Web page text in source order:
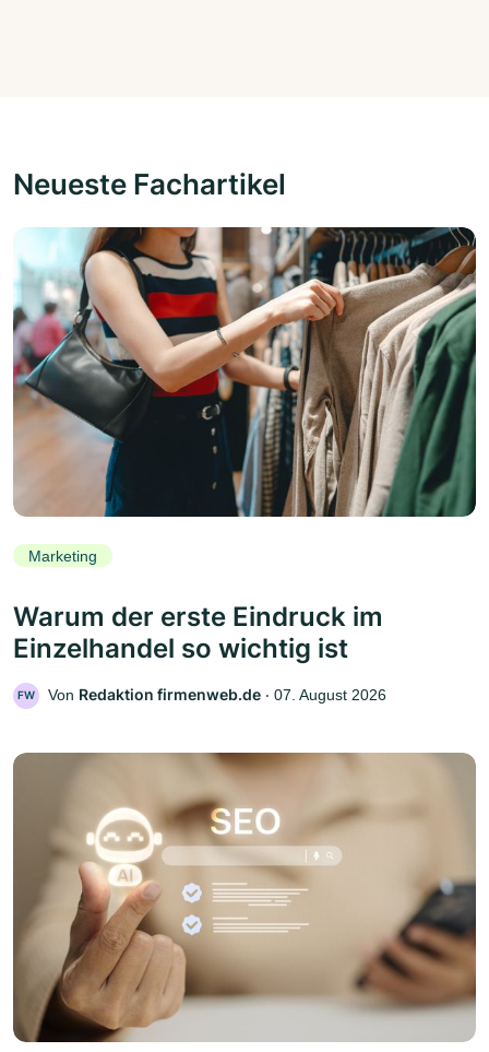
Neueste Fachartikel
Marketing
Warum der erste Eindruck im
Einzelhandel so wichtig ist
FW Von Redaktion firmenweb.de ‧ 07. August 2026